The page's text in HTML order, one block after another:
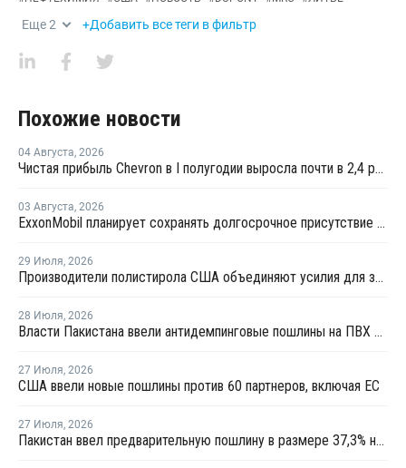
Еще2 +Добавить все теги в фильтр
Похожие новости
04 Августа, 2026
Чистая прибыль Chevron в I полугодии выросла почти в 2,4 раза
03 Августа, 2026
ExxonMobil планирует сохранять долгосрочное присутствие в Казахстане
29 Июля, 2026
Производители полистирола США объединяют усилия для защиты рынка от экологических ограничений
28 Июля, 2026
Власти Пакистана ввели антидемпинговые пошлины на ПВХ из США и Индонезии
27 Июля, 2026
США ввели новые пошлины против 60 партнеров, включая ЕС
27 Июля, 2026
Пакистан ввел предварительную пошлину в размере 37,3% на ПВХ